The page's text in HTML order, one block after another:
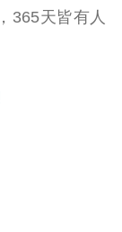
365天皆有人